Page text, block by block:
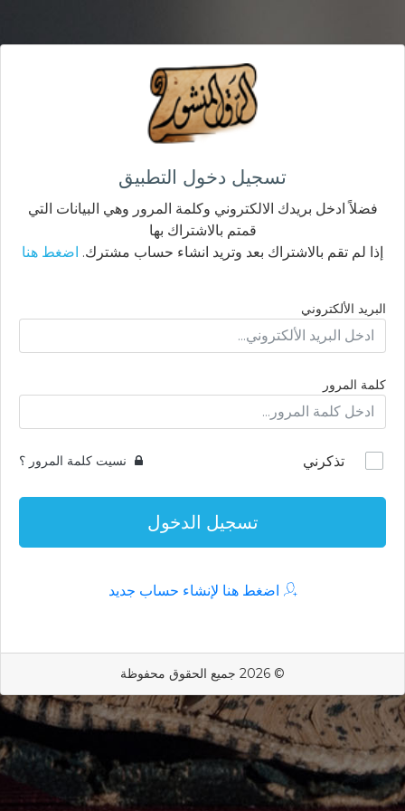
تسجيل دخول التطبيق
فضلاً ادخل بريدك الالكتروني وكلمة المرور وهي البيانات التي
قمتم بالاشتراك بها
إذا لم تقم بالاشتراك بعد وتريد انشاء حساب مشترك. اضغط هنا
البريد الألكتروني
كلمة المرور
تذكرني نسيت كلمة المرور ؟
تسجيل الدخول
اضغط هنا لإنشاء حساب جديد
© 2026 جميع الحقوق محفوظة